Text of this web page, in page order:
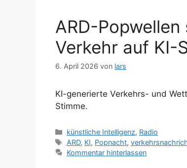
ARD-
Verkehr auf KI-
6. April 2026 von lars
KI-generierte Verkehrs- und
Stimme.
Kategorien
künstliche Intelligenz, Radio
Schlagwörter
ARD, KI, Popnacht,
Kommentar hinterlassen